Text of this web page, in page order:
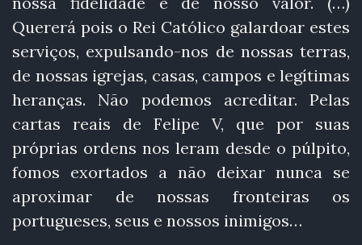
Quererá pois o Rei Católico galardoar estes
serviços, expulsando-nos de nossas terras,
de nossas igrejas, casas, campos e legítimas
heranças. Não podemos acreditar. Pelas
cartas reais de Felipe V, que por suas
próprias ordens nos leram desde o púlpito,
fomos exortados a não deixar nunca se
aproximar de nossas fronteiras os
portugueses, seus e nossos inimigos…